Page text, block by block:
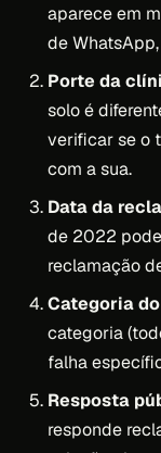
aparece em
de
Porte da
solo é
verificar se o
com a sua.
Data da
de 2022
reclamação
Categoria
categoria
falha
Resposta
responde